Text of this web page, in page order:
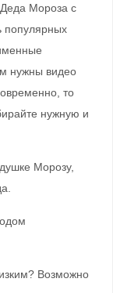
Мороза с
популярных
нужны видео
то
нужную и
Морозу,
Возможно